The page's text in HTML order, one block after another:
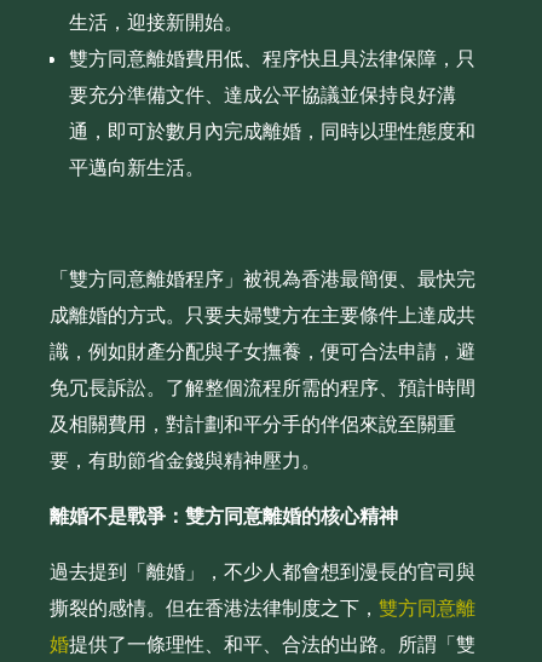
生活，迎接新開始。
雙方同意離婚費用低、程序快且具法律保障，只
要充分準備文件、達成公平協議並保持良好溝
通，即可於數月內完成離婚，同時以理性態度和
平邁向新生活。
「雙方同意離婚程序」被視為香港最簡便、最快完
成離婚的方式。只要夫婦雙方在主要條件上達成共
識，例如財產分配與子女撫養，便可合法申請，避
免冗長訴訟。了解整個流程所需的程序、預計時間
及相關費用，對計劃和平分手的伴侶來說至關重
要，有助節省金錢與精神壓力。
離婚不是戰爭：雙方同意離婚的核心精神
過去提到「離婚」，不少人都會想到漫長的官司與
撕裂的感情。但在香港法律制度之下， 雙方同意離
婚提供了一條理性、和平、合法的出路。所謂「雙